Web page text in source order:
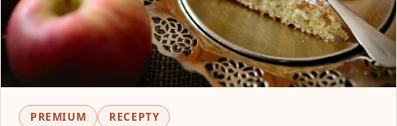
PREMIUM RECEPTY